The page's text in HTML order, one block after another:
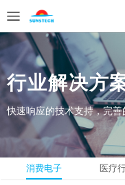
行业解决方
快速响应的技术支持，完
消费电子 医疗